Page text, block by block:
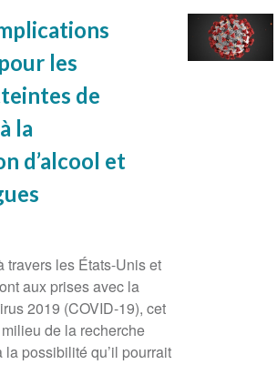
les
de
la
d’alcool et
travers les États-Unis et
aux prises avec la
2019 (COVID-19), cet
de la recherche
possibilité qu’il pourrait